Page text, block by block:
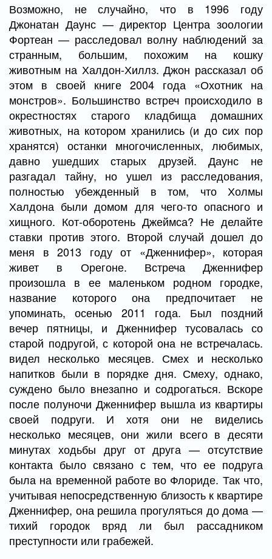
Возможно, не случайно, что в 1996 году
Джонатан Даунс — директор Центра зоологии
Фортеан — расследовал волну наблюдений за
странным, большим, похожим на кошку
животным на Халдон-Хиллз. Джон рассказал об
этом в своей книге 2004 года «Охотник на
монстров». Большинство встреч происходило в
окрестностях старого кладбища домашних
животных, на котором хранились (и до сих пор
хранятся) останки многочисленных, любимых,
давно ушедших старых друзей. Даунс не
разгадал тайну, но ушел из расследования,
полностью убежденный в том, что Холмы
Халдона были домом для чего-то опасного и
хищного. Кот-оборотень Джеймса? Не делайте
ставки против этого. Второй случай дошел до
меня в 2013 году от «Дженнифер», которая
живет в Орегоне. Встреча Дженнифер
произошла в ее маленьком родном городке,
название которого она предпочитает не
упоминать, осенью 2011 года. Был поздний
вечер пятницы, и Дженнифер тусовалась со
старой подругой, с которой она не встречалась.
видел несколько месяцев. Смех и несколько
напитков были в порядке дня. Смеху, однако,
суждено было внезапно и содрогаться. Вскоре
после полуночи Дженнифер вышла из квартиры
своей подруги. И хотя они не виделись
несколько месяцев, они жили всего в десяти
минутах ходьбы друг от друга — отсутствие
контакта было связано с тем, что ее подруга
была на временной работе во Флориде. Так что,
учитывая непосредственную близость к квартире
Дженнифер, она решила прогуляться до дома —
тихий городок вряд ли был рассадником
преступности или грабежей.